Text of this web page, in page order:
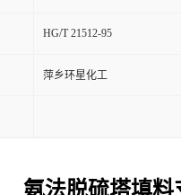
HG/T 21512-95
萍乡环星化工
氨法脱硫塔填料